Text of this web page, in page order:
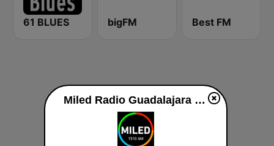
61 BLUES bigFM Best FM
Miled Radio Guadalajara en vivo